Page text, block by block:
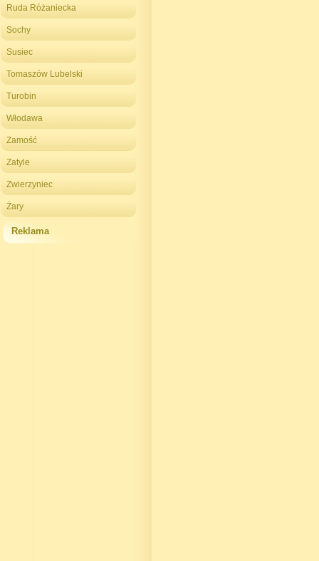
Ruda Różaniecka
Sochy
Susiec
Tomaszów Lubelski
Turobin
Włodawa
Zamość
Zatyle
Zwierzyniec
Żary
Reklama